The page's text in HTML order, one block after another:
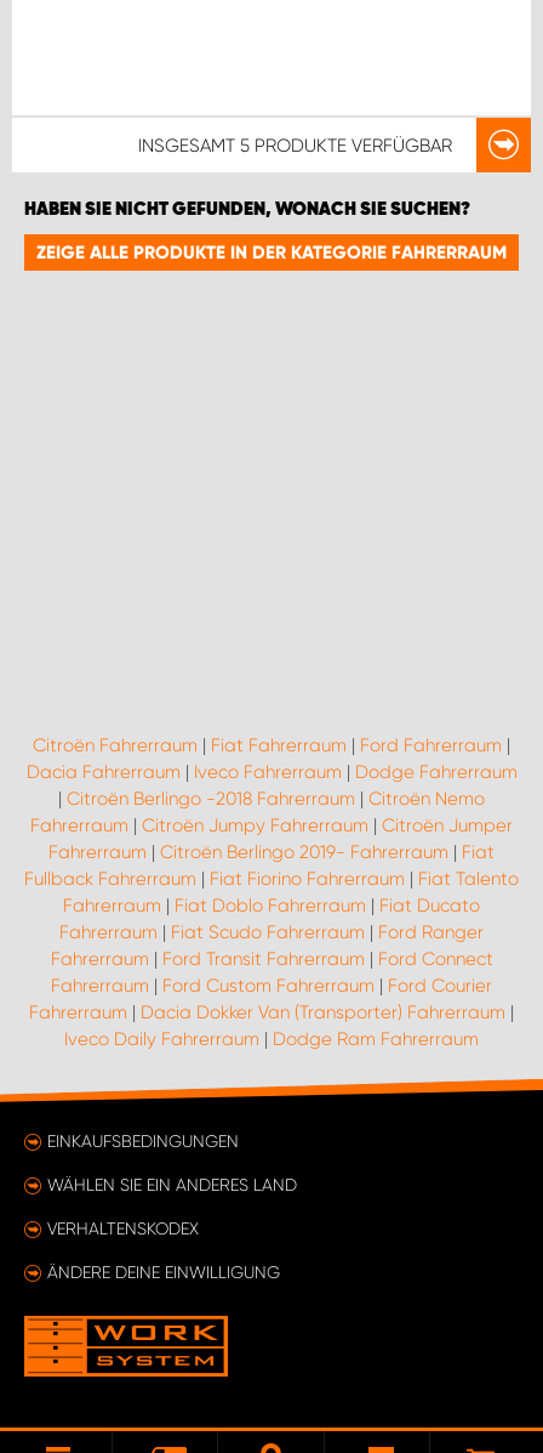
INSGESAMT 5 PRODUKTE VERFÜGBAR
HABEN SIE NICHT GEFUNDEN, WONACH SIE SUCHEN?
ZEIGE ALLE PRODUKTE IN DER KATEGORIE FAHRERRAUM
Citroën Fahrerraum | Fiat Fahrerraum | Ford Fahrerraum |
Dacia Fahrerraum | Iveco Fahrerraum | Dodge Fahrerraum
| Citroën Berlingo -2018 Fahrerraum | Citroën Nemo
Fahrerraum | Citroën Jumpy Fahrerraum | Citroën Jumper
Fahrerraum | Citroën Berlingo 2019- Fahrerraum | Fiat
Fullback Fahrerraum | Fiat Fiorino Fahrerraum | Fiat Talento
Fahrerraum | Fiat Doblo Fahrerraum | Fiat Ducato
Fahrerraum | Fiat Scudo Fahrerraum | Ford Ranger
Fahrerraum | Ford Transit Fahrerraum | Ford Connect
Fahrerraum | Ford Custom Fahrerraum | Ford Courier
Fahrerraum | Dacia Dokker Van (Transporter) Fahrerraum |
Iveco Daily Fahrerraum | Dodge Ram Fahrerraum
EINKAUFSBEDINGUNGEN
WÄHLEN SIE EIN ANDERES LAND
VERHALTENSKODEX
ÄNDERE DEINE EINWILLIGUNG